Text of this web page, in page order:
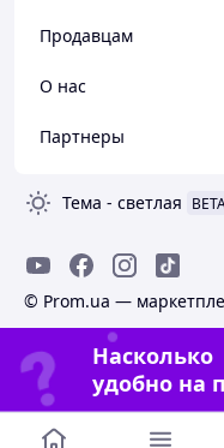
Продавцам
О нас
Партнеры
Тема - светлая
© Prom.ua —
Насколько
удобно на